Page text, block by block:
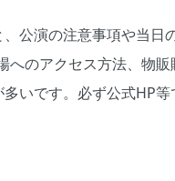
公演の注意事項や当日
へのアクセス方法、物販
いです。必ず公式HP等